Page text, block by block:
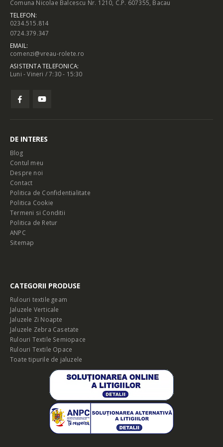
Comuna Nicolae Balcescu Nr. 1210, C.P. 607355, Bacau
TELEFON:
0234.515.814
0724.379.347
EMAIL:
comenzi@vreau-rolete.ro
ASISTENTA TELEFONICA:
Luni - Vineri / 7:30 - 15:30
DE INTERES
Blog
Contul meu
Despre noi
Contact
Politica de Confidentialitate
Politica Cookie
Termeni si Conditii
Politica de Retur
ANPC
Sitemap
CATEGORII PRODUSE
Rulouri textile geam
Jaluzele Verticale
Jaluzele Zi Noapte
Jaluzele Zebra Casetate
Rulouri Textile Semiopace
Rulouri Textile Opace
Toate tipurile de jaluzele